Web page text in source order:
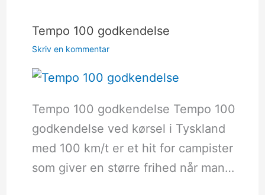
Tempo 100 godkendelse
Skriv en kommentar
Tempo 100 godkendelse Tempo 100
godkendelse ved kørsel i Tyskland
med 100 km/t er et hit for campister
som giver en større frihed når man…